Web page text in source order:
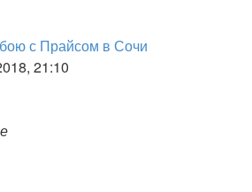
бою с Прайсом в Сочи
21:10